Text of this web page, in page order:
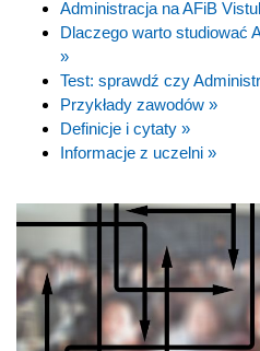
Administracja na AFiB
Dlaczego warto studiować
»
Test: sprawdź czy
Przykłady zawodów »
Definicje i cytaty »
Informacje z uczelni »